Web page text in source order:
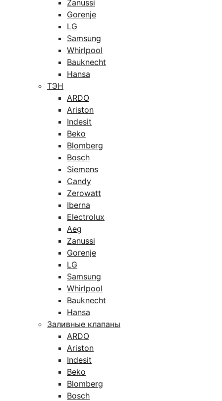
Zanussi
Gorenje
LG
Samsung
Whirlpool
Bauknecht
Hansa
ТЭН
ARDO
Ariston
Indesit
Beko
Blomberg
Bosch
Siemens
Candy
Zerowatt
Iberna
Electrolux
Aeg
Zanussi
Gorenje
LG
Samsung
Whirlpool
Bauknecht
Hansa
Заливные клапаны
ARDO
Ariston
Indesit
Beko
Blomberg
Bosch